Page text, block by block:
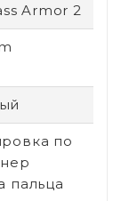
Armor 2
по
пальца